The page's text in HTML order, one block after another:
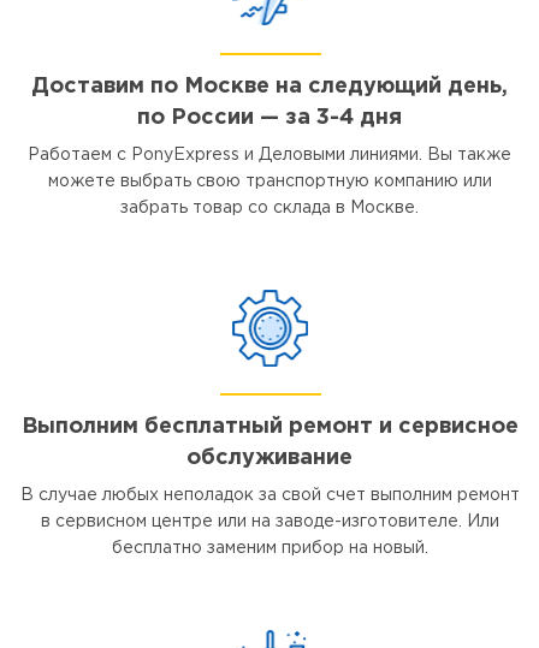
Доставим по Москве на следующий день,
по России — за 3-4 дня
Работаем с PonyExpress и Деловыми линиями. Вы также
можете выбрать свою транспортную компанию или
забрать товар со склада в Москве.
Выполним бесплатный ремонт и сервисное
обслуживание
В случае любых неполадок за свой счет выполним ремонт
в сервисном центре или на заводе-изготовителе. Или
бесплатно заменим прибор на новый.